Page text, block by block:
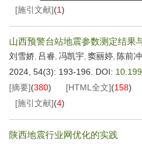
[施引文献](1)
山西预警台站地震参数测定结果
刘雪娇, 吕睿, 冯凯宇, 窦丽婷, 陈前冲
2024, 54(3): 193-196.
DOI:
[摘要](380) [HTML全文](158)
[施引文献](4)
陕西地震行业网优化的实践